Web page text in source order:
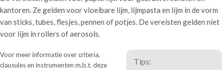
kantoren. Ze gelden voor vloeibare lijm, lijmpasta en lijm in de vorm
van sticks, tubes, flesjes, pennen of potjes. De vereisten gelden niet
voor lijm in rollers of aerosols.
Voor meer informatie over criteria,
clausules en instrumenten m.b.t. deze
Tips: